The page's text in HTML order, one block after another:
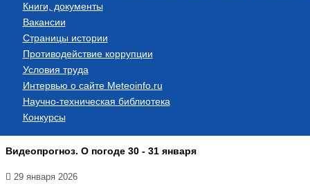
Книги, документы
Вакансии
Страницы истории
Противодействие коррупции
Условия труда
Интервью о сайте Meteoinfo.ru
Научно-техническая библиотека
Конкурсы
Видеопрогноз. О погоде 30 - 31 января
29 января 2026